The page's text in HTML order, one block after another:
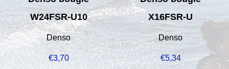
W24FSR-U10
Denso
€3,70
X16FSR-U
Denso
€5,34